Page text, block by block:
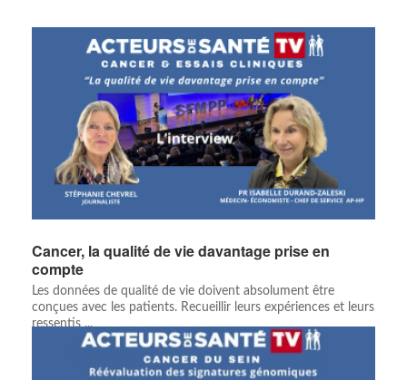
Cancer, la qualité de vie davantage prise en
compte
Les données de qualité de vie doivent absolument être
conçues avec les patients. Recueillir leurs expériences et leurs
ressentis ...